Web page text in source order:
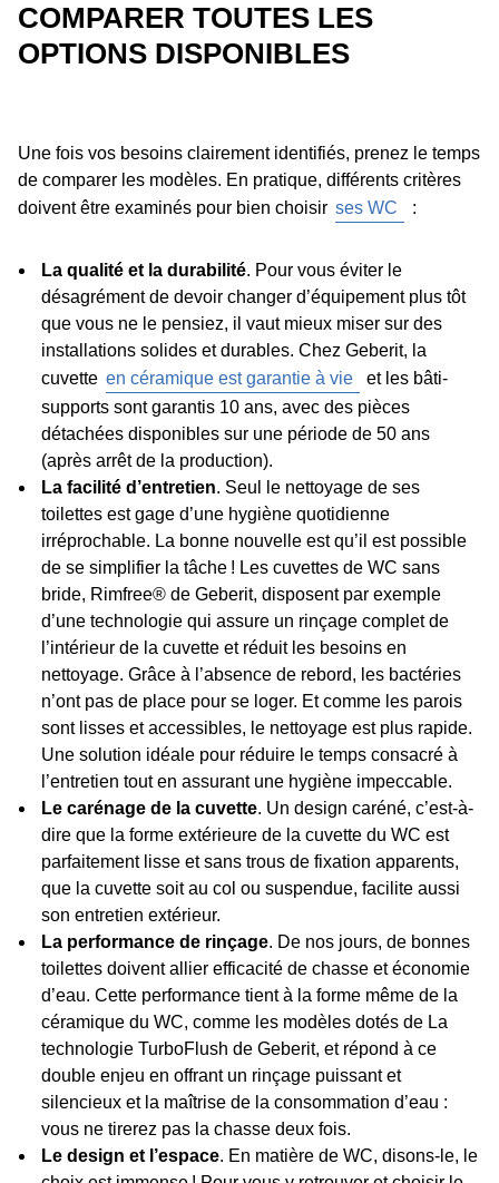
COMPARER TOUTES LES
OPTIONS DISPONIBLES
Une fois vos besoins clairement identifiés, prenez le temps
de comparer les modèles. En pratique, différents critères
doivent être examinés pour bien choisir ses WC :
La qualité et la durabilité. Pour vous éviter le
désagrément de devoir changer d’équipement plus tôt
que vous ne le pensiez, il vaut mieux miser sur des
installations solides et durables. Chez Geberit, la
cuvette en céramique est garantie à vie
et les bâti-
supports sont garantis 10 ans, avec des pièces
détachées disponibles sur une période de 50 ans
(après arrêt de la production).
La facilité d’entretien. Seul le nettoyage de ses
toilettes est gage d’une hygiène quotidienne
irréprochable. La bonne nouvelle est qu’il est possible
de se simplifier la tâche ! Les cuvettes de WC sans
bride, Rimfree® de Geberit, disposent par exemple
d’une technologie qui assure un rinçage complet de
l’intérieur de la cuvette et réduit les besoins en
nettoyage. Grâce à l’absence de rebord, les bactéries
n’ont pas de place pour se loger. Et comme les parois
sont lisses et accessibles, le nettoyage est plus rapide.
Une solution idéale pour réduire le temps consacré à
l’entretien tout en assurant une hygiène impeccable.
Le carénage de la cuvette. Un design caréné, c’est-à-
dire que la forme extérieure de la cuvette du WC est
parfaitement lisse et sans trous de fixation apparents,
que la cuvette soit au col ou suspendue, facilite aussi
son entretien extérieur.
La performance de rinçage. De nos jours, de bonnes
toilettes doivent allier efficacité de chasse et économie
d’eau. Cette performance tient à la forme même de la
céramique du WC, comme les modèles dotés de La
technologie TurboFlush de Geberit, et répond à ce
double enjeu en offrant un rinçage puissant et
silencieux et la maîtrise de la consommation d’eau :
vous ne tirerez pas la chasse deux fois.
Le design et l’espace. En matière de WC, disons-le, le